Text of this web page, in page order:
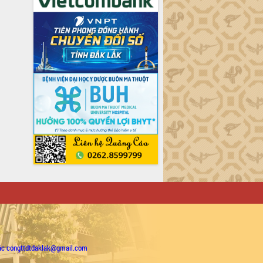
congttdtdaklak@gmail.com